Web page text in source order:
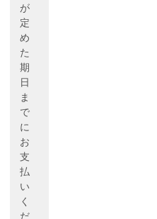
が
定
め
た
期
日
ま
で
に
お
支
払
い
く
だ